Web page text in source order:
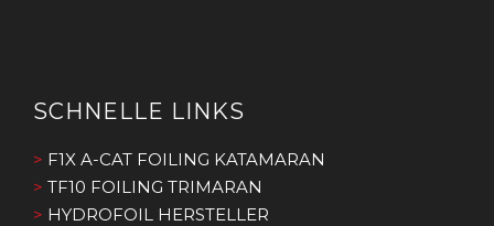
SCHNELLE LINKS
> F1X A-CAT FOILING KATAMARAN
> TF10 FOILING TRIMARAN
> HYDROFOIL HERSTELLER